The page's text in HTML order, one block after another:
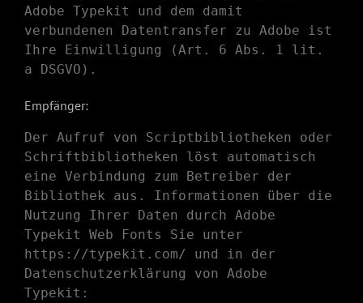
Adobe Typekit und dem damit
verbundenen Datentransfer zu Adobe ist
Ihre Einwilligung (Art. 6 Abs. 1 lit.
a DSGVO).
Empfänger:
Der Aufruf von Scriptbibliotheken oder
Schriftbibliotheken löst automatisch
eine Verbindung zum Betreiber der
Bibliothek aus. Informationen über die
Nutzung Ihrer Daten durch Adobe
Typekit Web Fonts Sie unter
https://typekit.com/
und in der
Datenschutzerklärung von Adobe
Typekit: